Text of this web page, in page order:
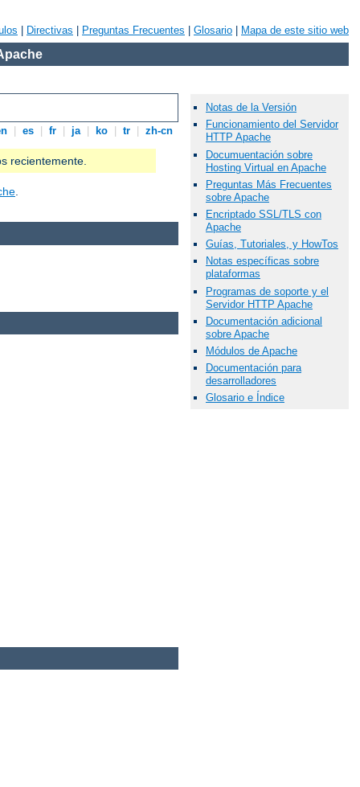
Directivas Preguntas Frecuentes Glosario Mapa de este sitio web
es fr ja ko tr zh-cn
recientemente.
.
Notas de la Versión
Funcionamiento del Servidor
HTTP Apache
Documuentación sobre
Hosting Virtual en Apache
Preguntas Más Frecuentes
sobre Apache
Encriptado SSL/TLS con
Apache
Guías, Tutoriales, y HowTos
Notas específicas sobre
plataformas
Programas de soporte y el
Servidor HTTP Apache
Documentación adicional
sobre Apache
Módulos de Apache
Documentación para
desarrolladores
Glosario e Índice